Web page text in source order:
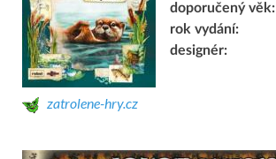
doporučený věk:
rok vydání:
designér:
zatrolene-hry.cz